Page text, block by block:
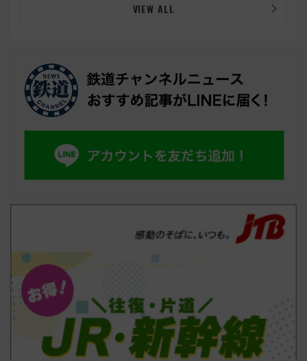
VIEW ALL